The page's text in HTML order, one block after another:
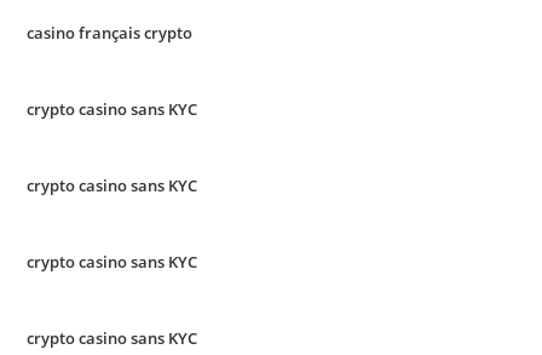
casino français crypto
crypto casino sans KYC
crypto casino sans KYC
crypto casino sans KYC
crypto casino sans KYC